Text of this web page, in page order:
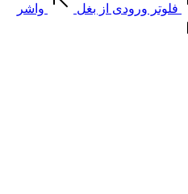
فلوتر ورودی از بغل واشر